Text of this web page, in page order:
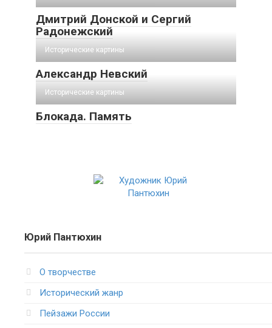
Дмитрий Донской и Сергий
Радонежский
Исторические картины
Александр Невский
Исторические картины
Блокада. Память
Юрий Пантюхин
О творчестве
Исторический жанр
Пейзажи России